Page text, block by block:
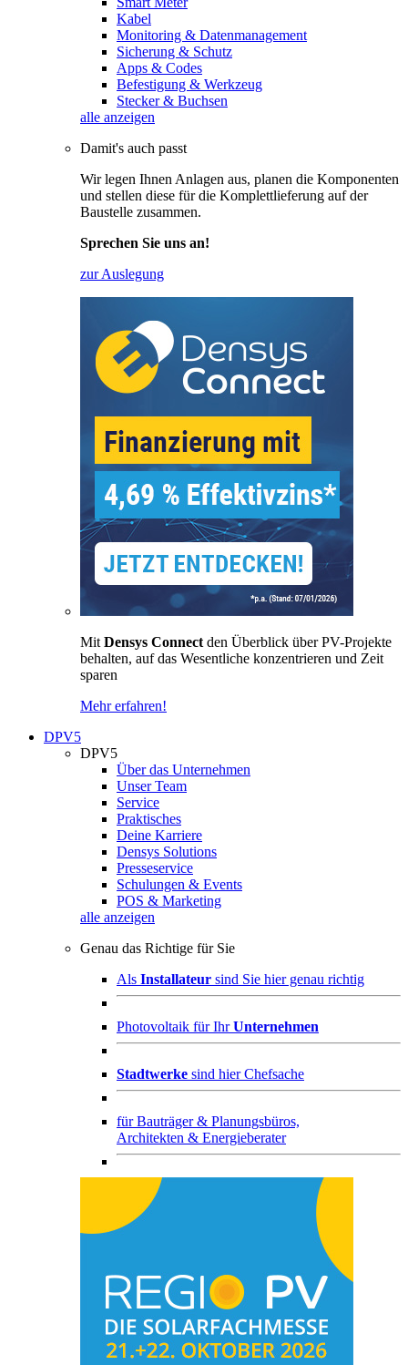
Kabel
Monitoring & Datenmanagement
Sicherung & Schutz
Apps & Codes
Befestigung & Werkzeug
Stecker & Buchsen
alle anzeigen
Damit's auch passt
Wir legen Ihnen Anlagen aus, planen die Komponenten
und stellen diese für die Komplettlieferung auf der
Baustelle zusammen.
Sprechen Sie uns an!
zur Auslegung
Mit Densys Connect den Überblick über PV-Projekte
behalten, auf das Wesentliche konzentrieren und Zeit
sparen
Mehr erfahren!
DPV5
DPV5
Über das Unternehmen
Unser Team
Service
Praktisches
Deine Karriere
Densys Solutions
Presseservice
Schulungen & Events
POS & Marketing
alle anzeigen
Genau das Richtige für Sie
Als Installateur sind Sie hier genau richtig
Photovoltaik für IhrUnternehmen
Stadtwerke sind hier Chefsache
fürBauträger & Planungsbüros,
Architekten & Energieberater